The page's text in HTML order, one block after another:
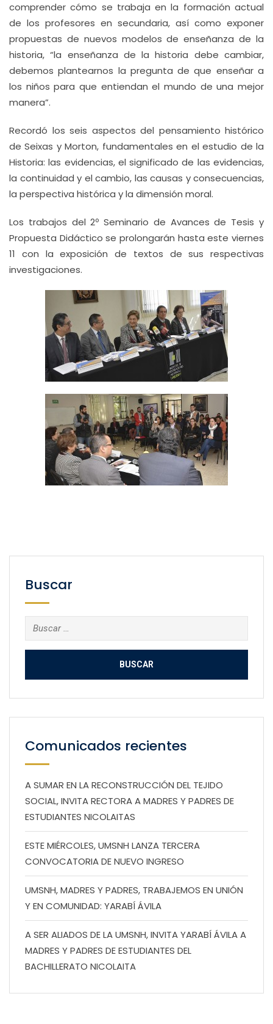
comprender cómo se trabaja en la formación actual
de los profesores en secundaria, así como exponer
propuestas de nuevos modelos de enseñanza de la
historia, “la enseñanza de la historia debe cambiar,
debemos plantearnos la pregunta de que enseñar a
los niños para que entiendan el mundo de una mejor
manera”.
Recordó los seis aspectos del pensamiento histórico
de Seixas y Morton, fundamentales en el estudio de la
Historia: las evidencias, el significado de las evidencias,
la continuidad y el cambio, las causas y consecuencias,
la perspectiva histórica y la dimensión moral.
Los trabajos del 2º Seminario de Avances de Tesis y
Propuesta Didáctico se prolongarán hasta este viernes
11 con la exposición de textos de sus respectivas
investigaciones.
Buscar
Buscar:
Comunicados recientes
A SUMAR EN LA RECONSTRUCCIÓN DEL TEJIDO
SOCIAL, INVITA RECTORA A MADRES Y PADRES DE
ESTUDIANTES NICOLAITAS
ESTE MIÉRCOLES, UMSNH LANZA TERCERA
CONVOCATORIA DE NUEVO INGRESO
UMSNH, MADRES Y PADRES, TRABAJEMOS EN UNIÓN
Y EN COMUNIDAD: YARABÍ ÁVILA
A SER ALIADOS DE LA UMSNH, INVITA YARABÍ ÁVILA A
MADRES Y PADRES DE ESTUDIANTES DEL
BACHILLERATO NICOLAITA